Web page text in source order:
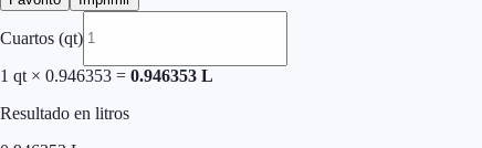
Cuartos (qt)
1 qt × 0.946353 = 0.946353 L
Resultado en litros